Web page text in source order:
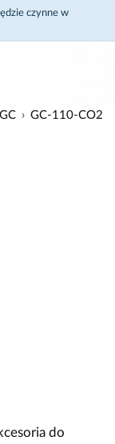
czynne w
GC-110-CO2
do